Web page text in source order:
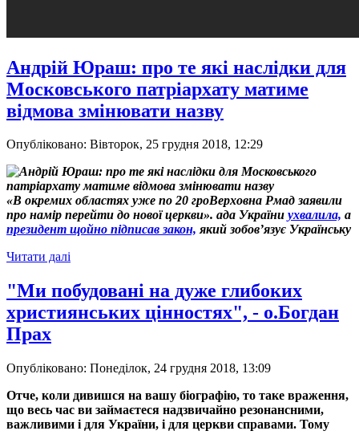
Андрій Юраш: про те які наслідки для
Московського патріархату матиме
відмова змінювати назву
Опубліковано: Вівторок, 25 грудня 2018, 12:29
«В окремих областях уже по 20 гроВерховна Рмад заявили
про намір перейти до нової церкви». ада України ухвалила, а
президент щойно підписав закон, який зобов’язує Українську
Читати далі
"Ми побудовані на дуже глибоких
християнських цінностях", - о.Богдан
Прах
Опубліковано: Понеділок, 24 грудня 2018, 13:09
Отче, коли дивишся на вашу біографію, то таке враження,
що весь час ви займаєтеся надзвичайно резонансними,
важливими і для України, і для церкви справами. Тому